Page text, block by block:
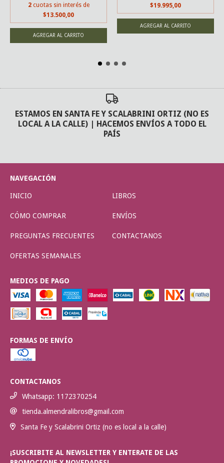
2 cuotas sin interés de
$13.500,00
$19.995,00
ESTAMOS EN SANTA FE Y SCALABRINI ORTIZ (NO ES
LOCAL A LA CALLE) | HACEMOS ENVÍOS A TODO EL
PAÍS
NAVEGACIÓN
INICIO LIBROS
CÓMO COMPRAR ENVÍOS
PREGUNTAS FRECUENTES CONTACTANOS
OFERTAS SEMANALES
MEDIOS DE PAGO
FORMAS DE ENVÍO
CONTACTANOS
Whatsapp: 1172370254
tienda.almendralibros@gmail.com
Santa Fe y Scalabrini Ortiz (no es local a la calle)
¡SUSCRIBITE AL NEWSLETTER Y ENTERATE DE LAS